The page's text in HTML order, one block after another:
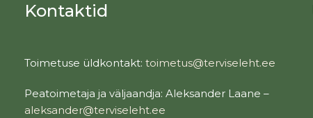
Kontaktid
Toimetuse üldkontakt:toimetus@terviseleht.ee
Peatoimetaja ja väljaandja: Aleksander Laane –
aleksander@terviseleht.ee